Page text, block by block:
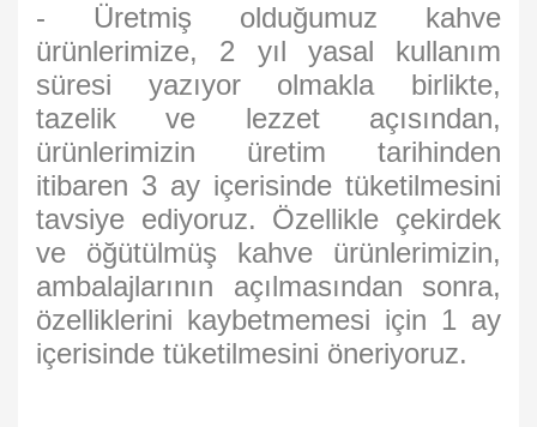
- Üretmiş olduğumuz kahve
ürünlerimize, 2 yıl yasal kullanım
süresi yazıyor olmakla birlikte,
tazelik ve lezzet açısından,
ürünlerimizin üretim tarihinden
itibaren 3 ay içerisinde tüketilmesini
tavsiye ediyoruz. Özellikle çekirdek
ve öğütülmüş kahve ürünlerimizin,
ambalajlarının açılmasından sonra,
özelliklerini kaybetmemesi için 1 ay
içerisinde tüketilmesini öneriyoruz.